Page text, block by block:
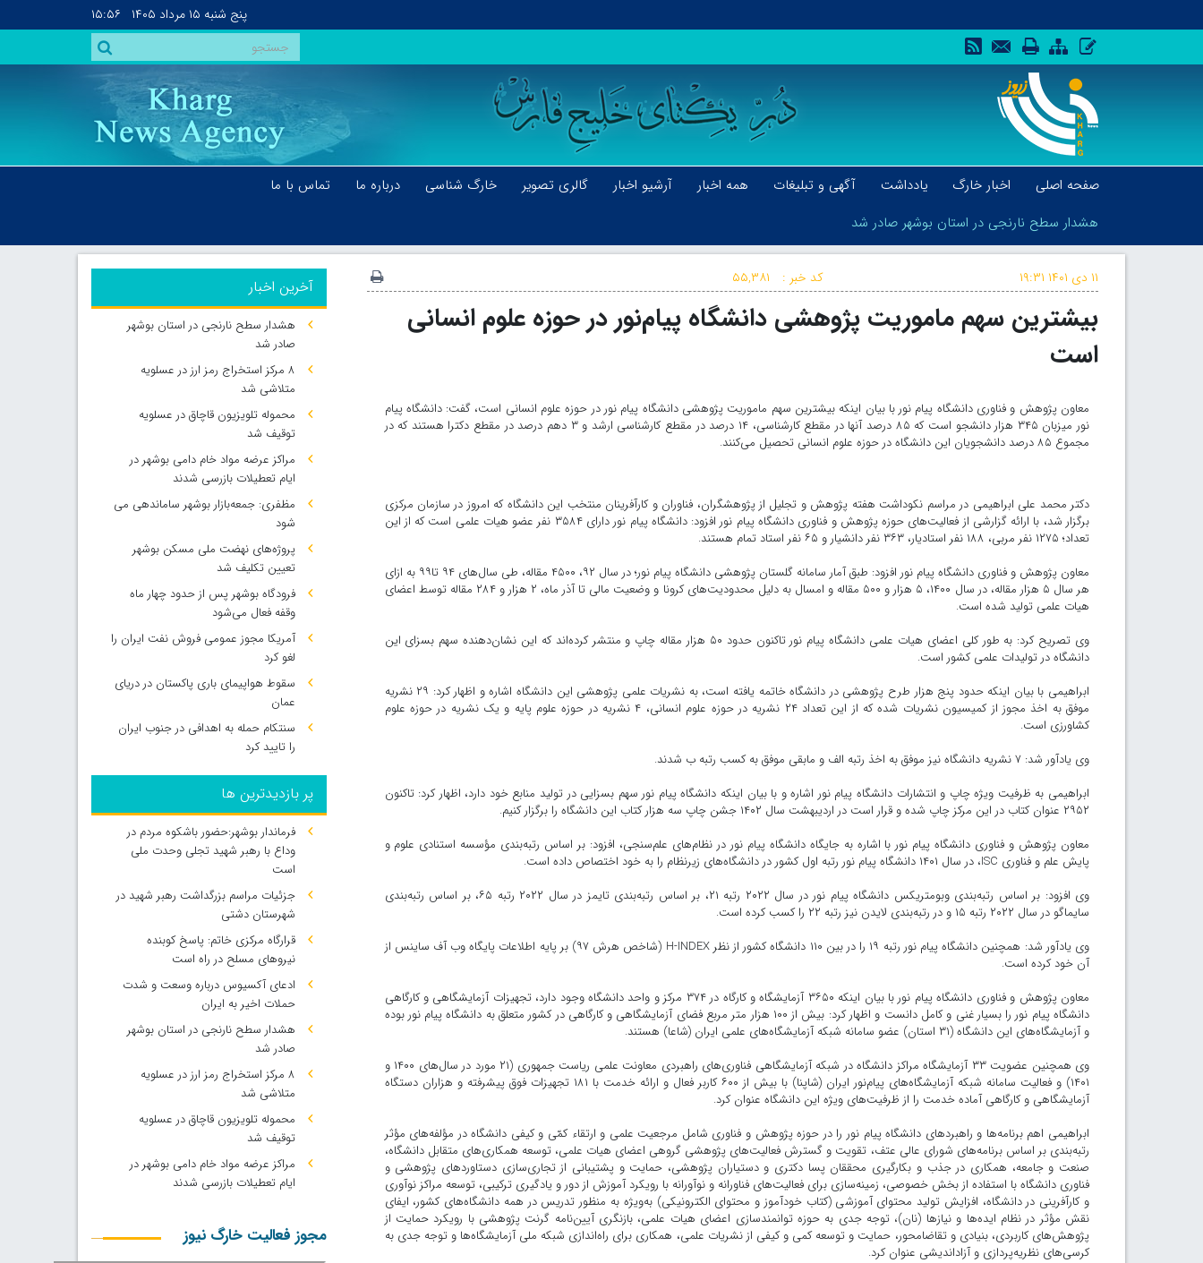
پنج شنبه ۱۵ مرداد ۱۴۰۵ ۱۵:۵۶
صفحه اصلی اخبار خارگ یادداشت آگهی و تبلیغات همه اخبار آرشیو اخبار گالری تصویر خارگ شناسی درباره ما
تماس با ما
هشدار سطح نارنجی در استان بوشهر صادر شد
هشدار سطح نارنجی در استان بوشهر صادر شد
کد خبر : ۵۵,۳۸۱ ۱۱ دی ۱۴۰۱ ۱۹:۳۱
بیشترین سهم ماموریت پژوهشی دانشگاه پیام‌نور در حوزه علوم انسانی
است
معاون پژوهش و فناوری دانشگاه پیام نور با بیان اینکه بیشترین سهم ماموریت پژوهشی دانشگاه پیام نور در حوزه علوم انسانی است، گفت: دانشگاه پیام
نور میزبان ۳۴۵ هزار دانشجو است که ۸۵ درصد آنها در مقطع کارشناسی، ۱۴ درصد در مقطع کارشناسی ارشد و ۳ دهم درصد در مقطع دکترا هستند که در
مجموع ۸۵ درصد دانشجویان این دانشگاه در حوزه علوم انسانی تحصیل می‌کنند.
دکتر محمد علی ابراهیمی در مراسم نکوداشت هفته پژوهش و تجلیل از پژوهشگران، فناوران و کارآفرینان منتخب این دانشگاه که امروز در سازمان مرکزی
برگزار شد، با ارائه گزارشی از فعالیت‌های حوزه پژوهش و فناوری دانشگاه پیام نور افزود: دانشگاه پیام نور دارای ۳۵۸۴ نفر عضو هیات علمی است که از این
تعداد؛ ۱۲۷۵ نفر مربی، ۱۸۸ نفر استادیار، ۳۶۳ نفر دانشیار و ۶۵ نفر استاد تمام هستند.
معاون پژوهش و فناوری دانشگاه پیام نور افزود: طبق آمار سامانه گلستان پژوهشی دانشگاه پیام نور؛ در سال ۹۲، ۴۵۰۰ مقاله، طی سال‌های ۹۴ تا۹۹ به ازای
هر سال ۵ هزار مقاله، در سال ۱۴۰۰، ۵ هزار و ۵۰۰ مقاله و امسال به دلیل محدودیت‌های کرونا و وضعیت مالی تا آذر ماه، ۲ هزار و ۲۸۴ مقاله توسط اعضای
هیات علمی تولید شده است‌.
وی تصریح کرد: به طور کلی اعضای هیات علمی دانشگاه پیام نور تاکنون حدود ۵۰ هزار مقاله چاپ و منتشر کرده‌اند که این نشان‌دهنده سهم بسزای این
دانشگاه در تولیدات علمی کشور است.
ابراهیمی با بیان اینکه حدود پنج هزار طرح پژوهشی در دانشگاه خاتمه یافته است، به نشریات علمی پژوهشی این دانشگاه اشاره و اظهار کرد: ۲۹ نشریه
موفق به اخذ مجوز از کمیسیون نشریات شده که از این تعداد ۲۴ نشریه در حوزه علوم انسانی، ۴ نشریه در حوزه علوم پایه و یک نشریه در حوزه علوم
کشاورزی است.
وی یادآور شد: ۷ نشریه دانشگاه نیز موفق به اخذ رتبه الف و مابقی موفق به کسب رتبه ب شدند.
ابراهیمی به ظرفیت ویژه چاپ و انتشارات دانشگاه پیام نور اشاره و با بیان اینکه دانشگاه پیام نور سهم بسزایی در تولید منابع خود دارد، اظهار کرد: تاکنون
۲۹۵۲ عنوان کتاب در این مرکز چاپ شده و قرار است در اردیبهشت سال ۱۴۰۲ جشن چاپ سه هزار کتاب این دانشگاه را برگزار کنیم.
معاون پژوهش و فناوری دانشگاه پیام نور با اشاره به جایگاه دانشگاه پیام نور در نظام‌های علم‌سنجی، افزود: بر اساس رتبه‌بندی مؤسسه استنادی علوم و
پایش علم و فناوری ISC، در سال ۱۴۰۱ دانشگاه پیام نور رتبه اول کشور در دانشگاه‌های زیرنظام را به خود اختصاص داده است.
وی افزود: بر اساس رتبه‌بندی وبومتریکس دانشگاه پیام نور در سال ۲۰۲۲ رتبه ۲۱، بر اساس رتبه‌بندی تایمز در سال ۲۰۲۲ رتبه ۶۵، بر اساس رتبه‌بندی
سایماگو در سال ۲۰۲۲ رتبه ۱۵ و در رتبه‌بندی لایدن نیز رتبه ۲۲ را کسب کرده است.
وی یادآور شد: همچنین دانشگاه پیام نور رتبه ۱۹ را در بین ۱۱۰ دانشگاه کشور از نظر H-INDEX (شاخص هرش ۹۷) بر پایه اطلاعات پایگاه وب آف ساینس از
آن خود کرده است.
معاون پژوهش و فناوری دانشگاه پیام نور با بیان اینکه ۳۶۵۰ آزمایشگاه و کارگاه در ۳۷۴ مرکز و واحد دانشگاه وجود دارد، تجهیزات آزمایشگاهی و کارگاهی
دانشگاه پیام نور را بسیار غنی و کامل دانست و اظهار کرد: بیش از ۱۰۰ هزار متر مربع فضای آزمایشگاهی و کارگاهی در کشور متعلق به دانشگاه پیام نور بوده
و آزمایشگاه‌های این دانشگاه (۳۱ استان) عضو سامانه شبکه آزمایشگاه‌های علمی ایران (شاعا) هستند.
وی همچنین عضویت ۳۳ آزمایشگاه مراکز دانشگاه در شبکه آزمایشگاهی فناوری‌های راهبردی معاونت علمی ریاست جمهوری (۲۱ مورد در سال‌های ۱۴۰۰ و
۱۴۰۱) و فعالیت سامانه شبکه آزمایشگاه‌های پیام‌نور ایران (شاپنا) با بیش از ۶۰۰ کاربر فعال و ارائه خدمت با ۱۸۱ تجهیزات فوق پیشرفته و هزاران دستگاه
آزمایشگاهی و کارگاهی آماده خدمت را از ظرفیت‌های ویژه این دانشگاه عنوان کرد.
ابراهیمی اهم برنامه‌ها و راهبردهای دانشگاه پیام نور را در حوزه پژوهش و فناوری شامل مرجعیت علمی و ارتقاء کمّی و کیفی دانشگاه در مؤلفه‌های مؤثر
رتبه‌بندی بر اساس برنامه‌های شورای عالی عتف، تقویت و گسترش فعالیت‌های پژوهشی گروهی اعضای هیات علمی، توسعه همکاری‌های متقابل دانشگاه،
صنعت و جامعه، همکاری در جذب و بکارگیری محققان پسا دکتری و دستیاران پژوهشی، حمایت و پشتیبانی از تجاری‌سازی دستاوردهای پژوهشی و
فناوری دانشگاه با استفاده از بخش خصوصی، زمینه‌سازی برای فعالیت‌های فناورانه و نوآورانه با رویکرد آموزش از دور و یادگیری ترکیبی، توسعه مراکز نوآوری
و کارآفرینی در دانشگاه، افزایش تولید محتوای آموزشی (کتاب خودآموز و محتوای الکترونیکی) به‌ویژه به منظور تدریس در همه دانشگاه‌های کشور، ایفای
نقش مؤثر در نظام ایده‌ها و نیازها (نان)، توجه جدی به حوزه توانمندسازی اعضای هیات علمی، بازنگری آیین‌نامه گرنت پژوهشی با رویکرد حمایت از
پژوهش‌های کاربردی، بنیادی و تقاضامحور، حمایت و توسعه کمی و کیفی از نشریات علمی، همکاری برای راه‌اندازی شبکه ملی آزمایشگاه‌ها و توجه جدی به
کرسی‌های نظریه‌پردازی و آزاداندیشی عنوان کرد.
آخرین اخبار
هشدار سطح نارنجی در استان بوشهر
صادر شد
۸ مرکز استخراج رمز ارز در عسلویه
متلاشی شد
محموله تلویزیون قاچاق در عسلویه
توقیف شد
مراکز عرضه مواد خام دامی بوشهر در
ایام تعطیلات بازرسی شدند
مظفری: جمعه‌بازار بوشهر ساماندهی می‌
شود
پروژه‌های نهضت ملی مسکن بوشهر
تعیین تکلیف شد
فرودگاه بوشهر پس از حدود چهار ماه
وقفه فعال می‌شود
آمریکا مجوز عمومی فروش نفت ایران را
لغو کرد
سقوط هواپیمای باری پاکستان در دریای
عمان
سنتکام حمله به اهدافی در جنوب ایران
را تایید کرد
پر بازدیدترین ها
فرماندار بوشهر:حضور باشکوه مردم در
وداع با رهبر شهید تجلی وحدت ملی
است
جزئیات مراسم بزرگداشت رهبر شهید در
شهرستان دشتی
قرارگاه مرکزی خاتم: پاسخ کوبنده
نیروهای مسلح در راه است
ادعای آکسیوس درباره وسعت و شدت
حملات اخیر به ایران
هشدار سطح نارنجی در استان بوشهر
صادر شد
۸ مرکز استخراج رمز ارز در عسلویه
متلاشی شد
محموله تلویزیون قاچاق در عسلویه
توقیف شد
مراکز عرضه مواد خام دامی بوشهر در
ایام تعطیلات بازرسی شدند
مجوز فعالیت خارگ نیوز